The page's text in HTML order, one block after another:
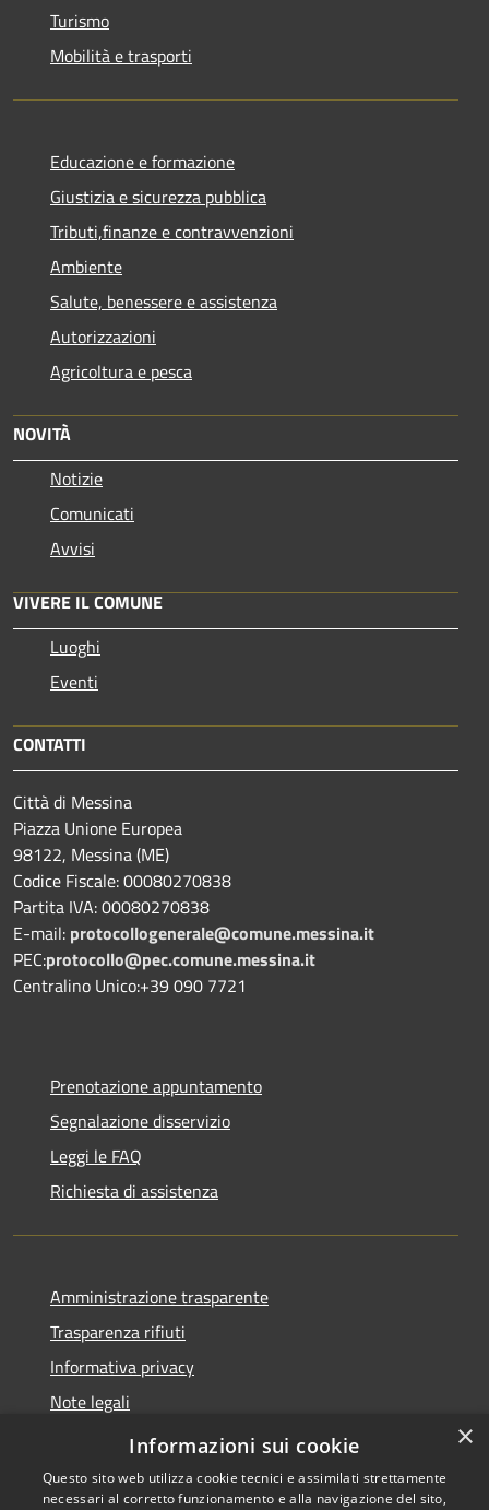
Turismo
Mobilità e trasporti
Educazione e formazione
Giustizia e sicurezza pubblica
Tributi,finanze e contravvenzioni
Ambiente
Salute, benessere e assistenza
Autorizzazioni
Agricoltura e pesca
NOVITÀ
Notizie
Comunicati
Avvisi
VIVERE IL COMUNE
Luoghi
Eventi
CONTATTI
Città di Messina
Piazza Unione Europea
98122, Messina (ME)
Codice Fiscale: 00080270838
Partita IVA: 00080270838
E-mail: protocollogenerale@comune.messina.it
PEC:protocollo@pec.comune.messina.it
Centralino Unico:+39 090 7721
Prenotazione appuntamento
Segnalazione disservizio
Leggi le FAQ
Richiesta di assistenza
Amministrazione trasparente
Trasparenza rifiuti
Informativa privacy
Note legali
Dichiarazione di accessibilità
×
Informazioni sui cookie
Questo sito web utilizza cookie tecnici e assimilati strettamente
necessari al corretto funzionamento e alla navigazione del sito,